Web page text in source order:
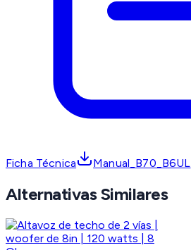
Ficha Técnica Manual_B70_B6UL
Alternativas Similares